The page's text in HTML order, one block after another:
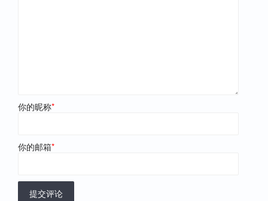
你的昵称*
你的邮箱*
提交评论